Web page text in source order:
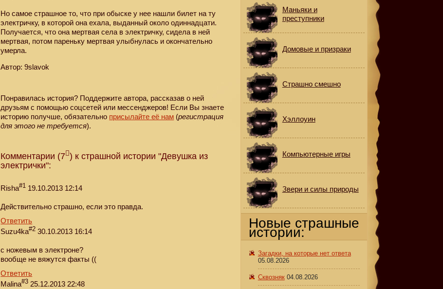
Но самое страшное то, что при обыске у нее нашли билет на ту
электричку, в которой она ехала, выданный около одиннадцати.
Получается, что она мертвая села в электричку, сидела в ней
мертвая, потом пареньку мертвая улыбнулась и окончательно
умерла.
Автор: 9slavok
Понравилась история? Поддержите автора, рассказав о ней
друзьям с помощью соцсетей или мессенджеров! Если Вы знаете
историю получше, обязательно присылайте её нам (регистрация
для этого не требуется).
Комментарии (7 ) к страшной истории "Девушка из
электрички":
Risha#1 19.10.2013 12:14
Действительно страшно, если это правда.
Ответить
Suzu4ka#2 30.10.2013 16:14
с ножевым в электроне?
вообще не вяжутся факты ((
Ответить
Malina#3 25.12.2013 22:48
Маньяки и
преступники
Домовые и призраки
Страшно смешно
Хэллоуин
Компьютерные игры
Звери и силы природы
Новые страшные
истории:
Загадки, на которые нет ответа
05.08.2026
Сквозняк 04.08.2026